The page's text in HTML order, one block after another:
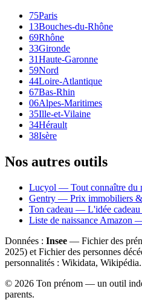
75Paris
13Bouches-du-Rhône
69Rhône
33Gironde
31Haute-Garonne
59Nord
44Loire-Atlantique
67Bas-Rhin
06Alpes-Maritimes
35Ille-et-Vilaine
34Hérault
38Isère
Nos autres outils
Lucyol — Tout connaître du
Gentry — Prix immobiliers
Ton cadeau — L'idée cadeau
Liste de naissance Amazon
Données : Insee — Fichier des
2025) et Fichier des personnes
personnalités : Wikidata, Wikipédia.
© 2026 Ton prénom — un outil
parents.